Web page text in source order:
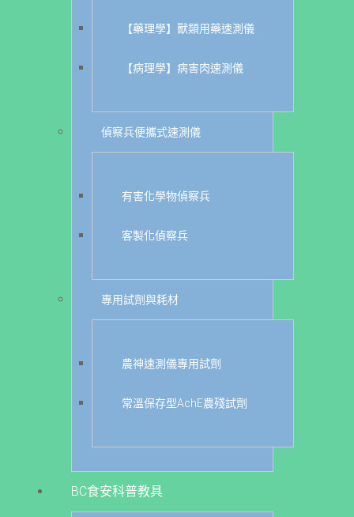
【藥理學】獸類用藥速測儀
【病理學】病害肉速測儀
偵察兵便攜式速測儀
有害化學物偵察兵
客製化偵察兵
專用試劑與耗材
農神速測儀專用試劑
常溫保存型AchE農殘試劑
BC食安科普教具